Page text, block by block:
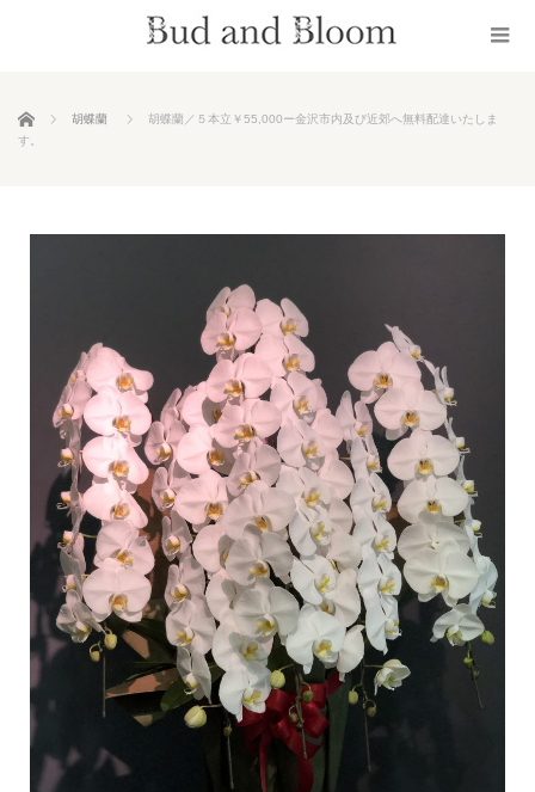
ホーム 胡蝶蘭
胡蝶蘭／５本立￥55,000ー金沢市内及び近郊へ無料配達いたしま
す。